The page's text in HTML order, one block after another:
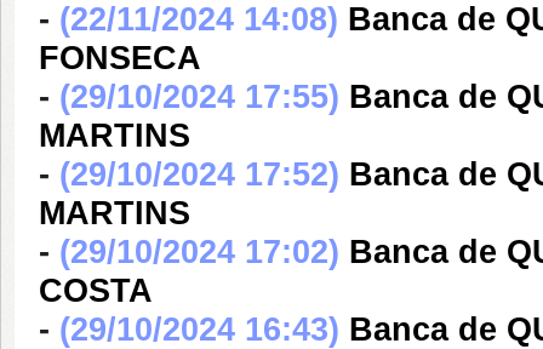
- (22/11/2024 14:08) Banca de
FONSECA
- (29/10/2024 17:55) Banca de
MARTINS
- (29/10/2024 17:52) Banca de
MARTINS
- (29/10/2024 17:02) Banca de
COSTA
- (29/10/2024 16:43) Banca de